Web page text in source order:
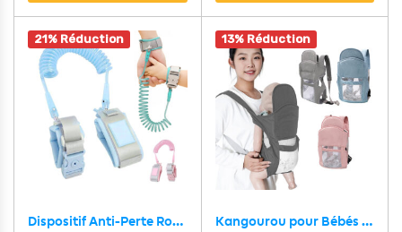
21% Réduction
Dispositif Anti-Perte Rotatif 2 Mètres avec Serrure de Verrouillage – سوار بقفل أمان لشد الأطفال
13% Réduction
Kangourou pour Bébés et Tout-petits de 0 à 36 Mois avec Ceinture Réglable – حاملة رضيع مريحة